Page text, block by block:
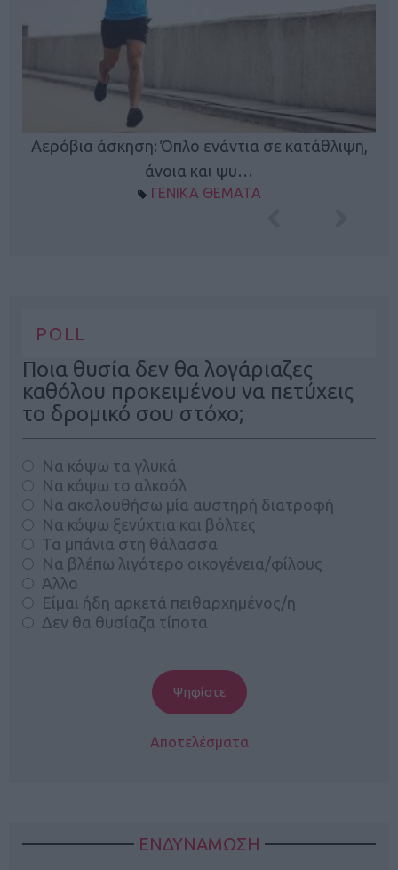
Αερόβια άσκηση: Όπλο ενάντια σε κατάθλιψη,
άνοια και ψυ…
ΓΕΝΙΚΑ ΘΕΜΑΤΑ
POLL
Ποια θυσία δεν θα λογάριαζες
καθόλου προκειμένου να πετύχεις
το δρομικό σου στόχο;
Να κόψω τα γλυκά
Να κόψω το αλκοόλ
Να ακολουθήσω μία αυστηρή διατροφή
Να κόψω ξενύχτια και βόλτες
Τα μπάνια στη θάλασσα
Να βλέπω λιγότερο οικογένεια/φίλους
Άλλο
Είμαι ήδη αρκετά πειθαρχημένος/η
Δεν θα θυσίαζα τίποτα
Αποτελέσματα
ΕΝΔΥΝΑΜΩΣΗ